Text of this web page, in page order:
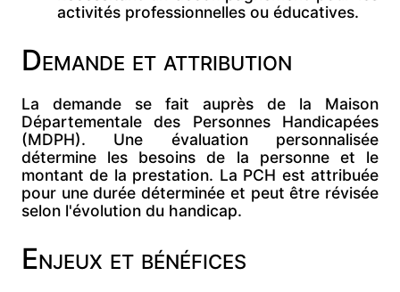
activités professionnelles ou éducatives.
Demande et attribution
La demande se fait auprès de la Maison
Départementale des Personnes Handicapées
(MDPH). Une évaluation personnalisée
détermine les besoins de la personne et le
montant de la prestation. La PCH est attribuée
pour unedurée déterminée et peut être révisée
selon l'évolution du handicap.
Enjeux et bénéfices